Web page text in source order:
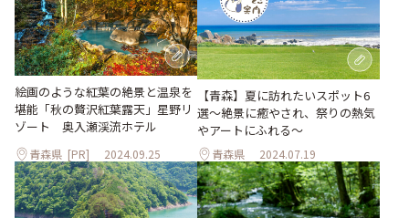
絵画のような紅葉の絶景と温泉を
堪能「秋の贅沢紅葉露天」星野リ
ゾート 奥入瀬渓流ホテル
青森県 [PR] 2024.09.25
【青森】夏に訪れたいスポット6
選〜絶景に癒やされ、祭りの熱気
やアートにふれる〜
青森県 2024.07.19